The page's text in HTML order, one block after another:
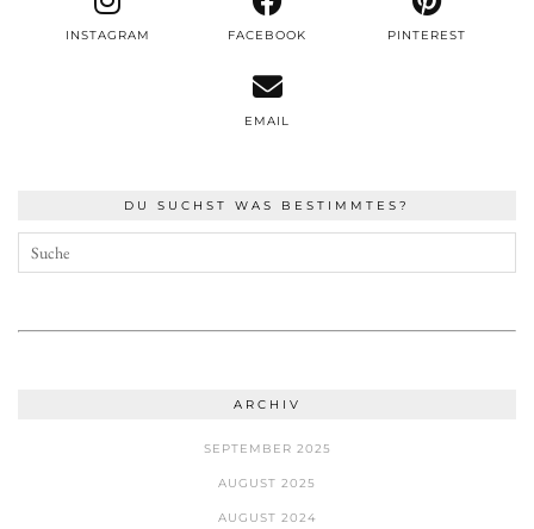
INSTAGRAM FACEBOOK PINTEREST
EMAIL
DU SUCHST WAS BESTIMMTES?
ARCHIV
SEPTEMBER 2025
AUGUST 2025
AUGUST 2024